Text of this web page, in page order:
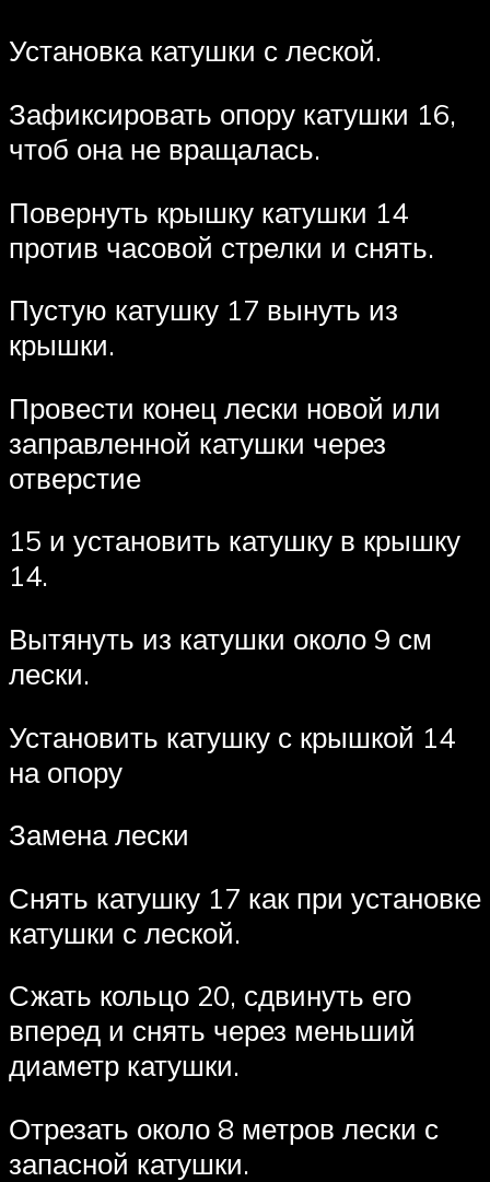
Установка катушки с леской.
Зафиксировать опору катушки 16,
чтоб она не вращалась.
Повернуть крышку катушки 14
против часовой стрелки и снять.
Пустую катушку 17 вынуть из
крышки.
Провести конец лески новой или
заправленной катушки через
отверстие
15 и установить катушку в крышку
14.
Вытянуть из катушки около 9 см
лески.
Установить катушку с крышкой 14
на опору
Замена лески
Снять катушку 17 как при установке
катушки с леской.
Сжать кольцо 20, сдвинуть его
вперед и снять через меньший
диаметр катушки.
Отрезать около 8 метров лески с
запасной катушки.